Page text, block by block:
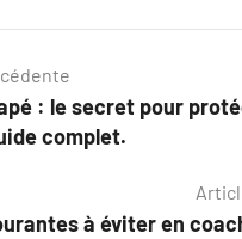
: le secret pour
complet.
à éviter en